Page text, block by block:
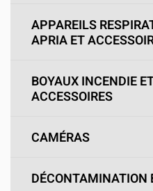
APPAREILS
APRIA ET
BOYAUX INCENDIE
ACCESSOIRES
CAMÉRAS
DÉCONTAMINATION